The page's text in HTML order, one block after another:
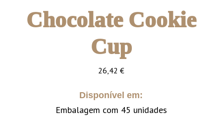
Chocolate Cookie
Cup
26,42 €
Disponível em:
Embalagem com 45 unidades